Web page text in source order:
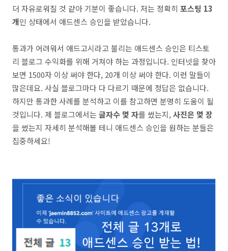
더 자유로워질 것 같아 기분이 좋습니다. 저는 정확히 포스팅 13
개인 상태에서 애드센스 승인을 받았습니다.
통과가 어려워서 애드고시라고 불리는 애드센스 승인은 티스토
리 블로그 수익화를 위해 거쳐야 하는 과정입니다. 인터넷을 찾아
보면 1500자 이상 써야 한다, 20개 이상 써야 한다. 이런 말들이
많은데요. 사실 블로그마다 다 다르기 때문에 정답은 없습니다.
하지만 통과한 사례를 분석하고 이를 참고하면 분명히 도움이 될
것입니다. 제 블로그에서는 글자수 몇 자를 썼는지,사진은 몇 장
을 썼는지 자세히 분석해볼 테니 애드센스 승인을 원하는 분들은
집중하세요!